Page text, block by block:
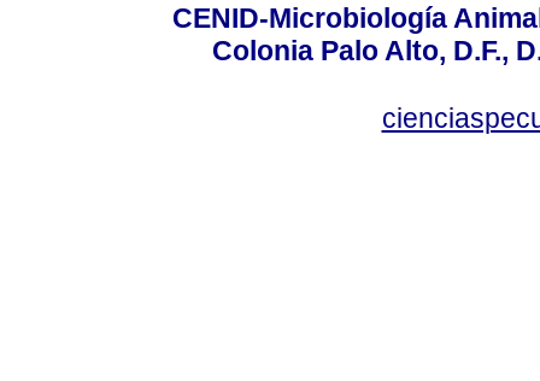
CENID-Microbiología
Colonia Palo Alto, D.F.,